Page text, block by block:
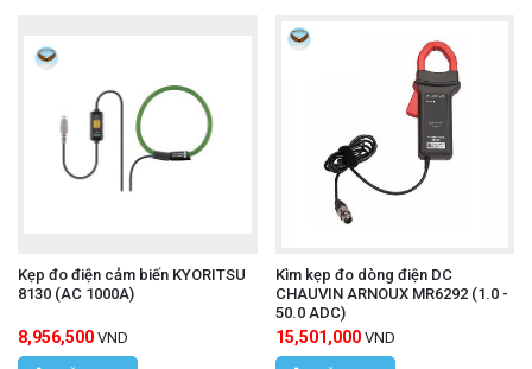
Kẹp đo điện cảm biến KYORITSU
8130 (AC 1000A)
8,956,500 VND
Kìm kẹp đo dòng điện DC
CHAUVIN ARNOUX MR6292 (1.0 -
50.0 ADC)
15,501,000 VND